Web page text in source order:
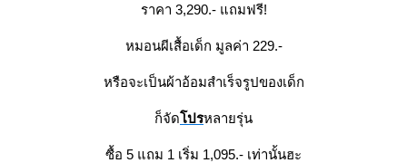
ราคา 3,290.- แถมฟรี!
หมอนผีเสื้อเด็ก มูลค่า 229.-
หรือจะเป็นผ้าอ้อมสำเร็จรูปของเด็ก
ก็จัดปรหลายรุ่น
ซื้อ 5 แถม 1 เริ่ม 1,095.- เท่านั้นฮะ